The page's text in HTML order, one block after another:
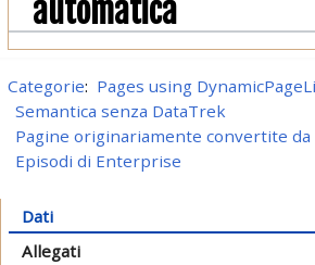
automatica
Categorie: Pages using
Semantica senza DataTrek
Pagine originariamente convertite da
Episodi di Enterprise
Dati
Allegati